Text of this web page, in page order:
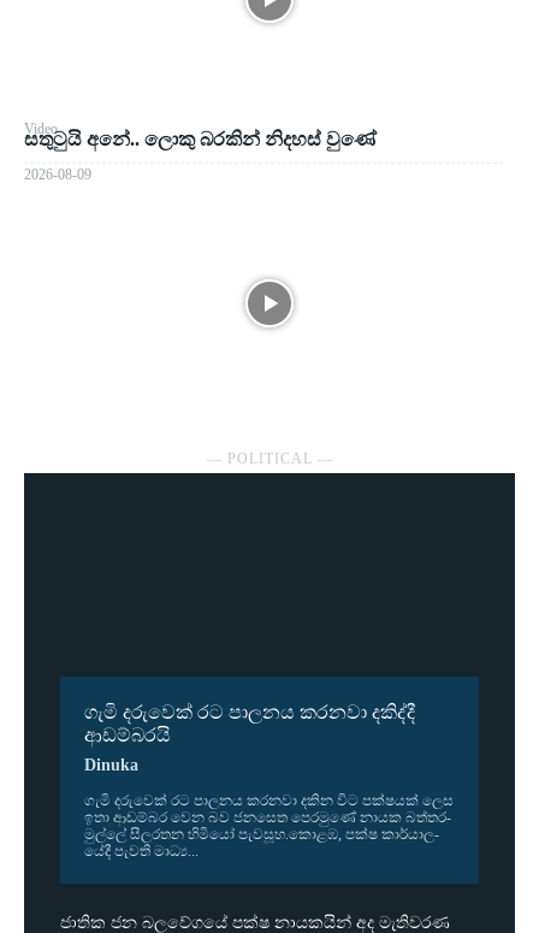
Video
සතුටුයි අනේ.. ලොකු බරකින් නිදහස් වුණේ
2026-08-09
― POLITICAL ―
ගැමි දරුවෙක් රට පාලනය කරනවා දකිද්දී
ආඩම්බරයි
Dinuka
ගැමි දරු­වෙක් රට පාල­නය කර­නවා දකින විට පක්ෂ­යක් ලෙස
ඉතා ආඩ­ම්බර වෙන බව ජන­සෙත පෙර­මුණේ නායක බත්ත­ර­
මුල්ලේ සීල­ර­තන හිමියෝ පැව­සූහ.කොළඹ, පක්ෂ කාර්යා­ල­
යේදී පැවති මාධ්‍ය...
ජාතික ජන බලවේගයේ පක්ෂ නායකයින් අද මැතිවරණ